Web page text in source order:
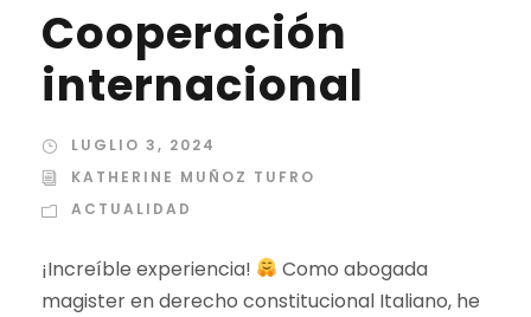
Cooperación
internacional
LUGLIO 3, 2024
KATHERINE MUÑOZ TUFRO
ACTUALIDAD
¡Increíble experiencia!
Como abogada
magister en derecho constitucional Italiano, he